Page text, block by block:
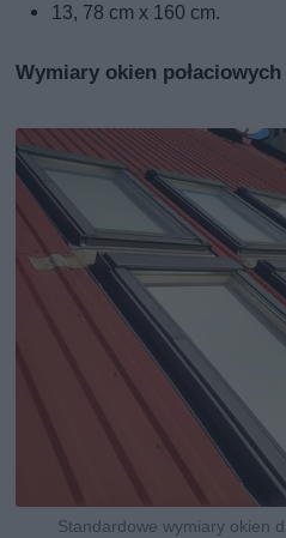
13, 78 cm x 160 cm.
Wymiary okien
Standardowe wymiary okien